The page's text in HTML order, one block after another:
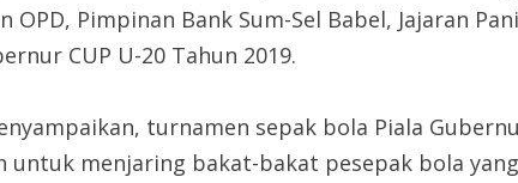
OPD, Pimpinan Bank Sum-Sel Babel, Jajaran
CUP U-20 Tahun 2019.
turnamen sepak bola Piala
menjaring bakat-bakat pesepak bola